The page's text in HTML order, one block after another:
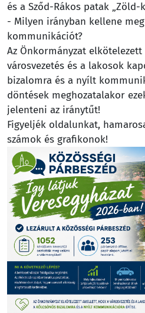
és a Sződ-Rákos patak „Zöld-
- Milyen irányban kellene
kommunikációt?
Az Önkormányzat
városvezetés és a lakosok
bizalomra és a nyílt
döntések meghozatalakor
jelenteni az iránytűt!
Figyeljék oldalunkat,
számok és grafikonok!